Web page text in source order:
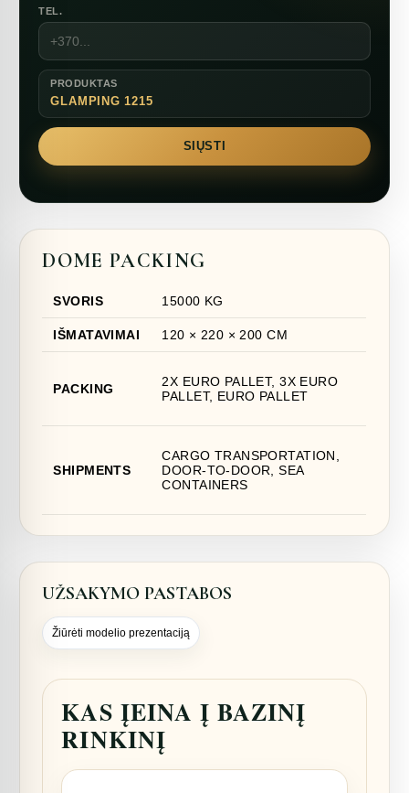
TEL.
PRODUKTAS
GLAMPING 1215
SIŲSTI
DOME PACKING
SVORIS 15000 KG
IŠMATAVIMAI 120 × 220 × 200 CM
PACKING
2X EURO PALLET, 3X EURO
PALLET, EURO PALLET
SHIPMENTS
CARGO TRANSPORTATION,
DOOR-TO-DOOR, SEA
CONTAINERS
UŽSAKYMO PASTABOS
Žiūrėti modelio prezentaciją
KAS ĮEINA Į BAZINĮ
RINKINĮ